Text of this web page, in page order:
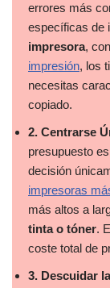
errores más
específicas de
impresora,
impresión, los
necesitas
copiado.
2. Centrarse
presupuesto
decisión
impresoras
más altos a
tinta o tóner.
coste total de
3. Descuidar